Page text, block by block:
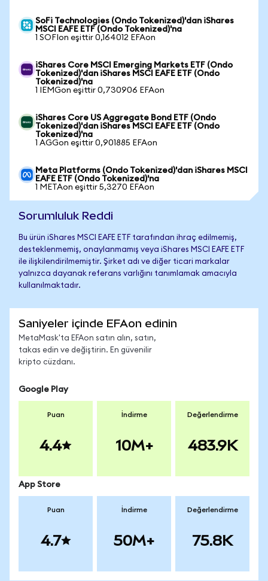
SoFi Technologies (Ondo Tokenized)'dan iShares
MSCI EAFE ETF (Ondo Tokenized)'na
1 SOFIon eşittir 0,164012 EFAon
iShares Core MSCI Emerging Markets ETF (Ondo
Tokenized)'dan iShares MSCI EAFE ETF (Ondo
Tokenized)'na
1 IEMGon eşittir 0,730906 EFAon
iShares Core US Aggregate Bond ETF (Ondo
Tokenized)'dan iShares MSCI EAFE ETF (Ondo
Tokenized)'na
1 AGGon eşittir 0,901885 EFAon
Meta Platforms (Ondo Tokenized)'dan iShares MSCI
EAFE ETF (Ondo Tokenized)'na
1 METAon eşittir 5,3270 EFAon
Sorumluluk Reddi
Bu ürün iShares MSCI EAFE ETF tarafından ihraç edilmemiş,
desteklenmemiş, onaylanmamış veya iShares MSCI EAFE ETF
ile ilişkilendirilmemiştir. Şirket adı ve diğer ticari markalar
yalnızca dayanak referans varlığını tanımlamak amacıyla
kullanılmaktadır.
Saniyeler içinde EFAon edinin
MetaMask'ta EFAon satın alın, satın,
takas edin ve değiştirin. En güvenilir
kripto cüzdanı.
Google Play
Puan
4.4
İndirme
10M+
Değerlendirme
483.9K
App Store
Puan
4.7
İndirme
50M+
Değerlendirme
75.8K